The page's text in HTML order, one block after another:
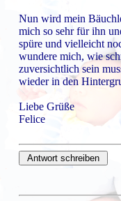
Nun wird mein
mich so sehr für ihn
spüre und vielleicht
wundere mich, wie
zuversichtlich sein
wieder in den
Liebe Grüße
Felice